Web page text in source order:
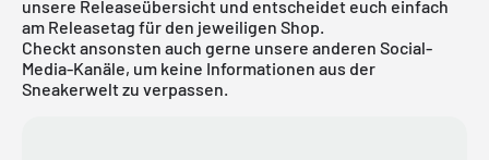
unsere Releaseübersicht und entscheidet euch einfach
am Releasetag für den jeweiligen Shop.
Checkt ansonsten auch gerne unsere anderen Social-
Media-Kanäle, um keine Informationen aus der
Sneakerwelt zu verpassen.